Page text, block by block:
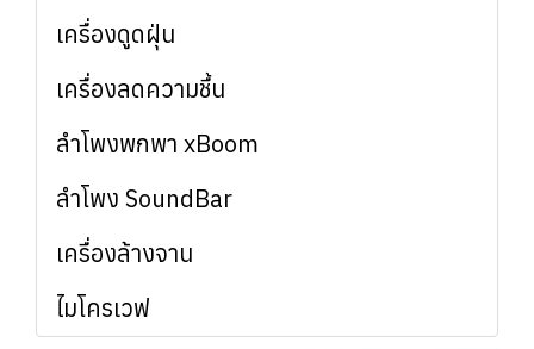
สำหรับสัตว์เลี้ยง
ใช้งานทั่วไป
เชิงพาณิชย์
เครื่องดูดฝุ่น
เครื่องลดความชื้น
ลำโพงพกพา xBoom
ลำโพง SoundBar
เครื่องล้างจาน
ไมโครเวฟ